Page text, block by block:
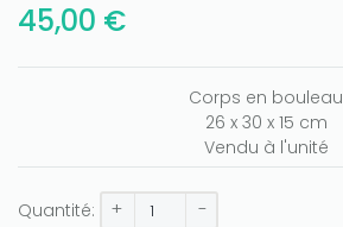
45,00 €
Corps en bouleau
26 x 30 x 15 cm
Vendu à l'unité
Quantité: + -